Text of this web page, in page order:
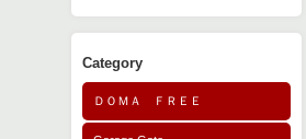
Category
ＤＯＭＡ ＦＲＥＥ